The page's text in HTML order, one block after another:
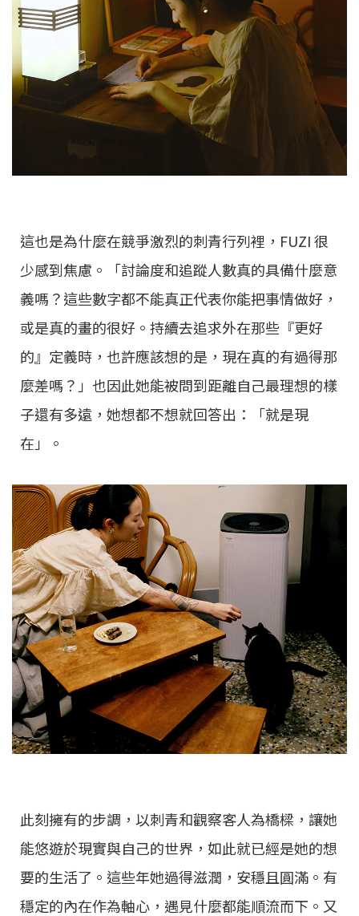
這也是為什麼在競爭激烈的刺青行列裡，FUZI 很
少感到焦慮。「討論度和追蹤人數真的具備什麼意
義嗎？這些數字都不能真正代表你能把事情做好，
或是真的畫的很好。持續去追求外在那些『更好
的』定義時，也許應該想的是，現在真的有過得那
麼差嗎？」也因此她能被問到距離自己最理想的樣
子還有多遠，她想都不想就回答出：「就是現
在」。
此刻擁有的步調，以刺青和觀察客人為橋樑，讓她
能悠遊於現實與自己的世界，如此就已經是她的想
要的生活了。這些年她過得滋潤，安穩且圓滿。有
穩定的內在作為軸心，遇見什麼都能順流而下。又